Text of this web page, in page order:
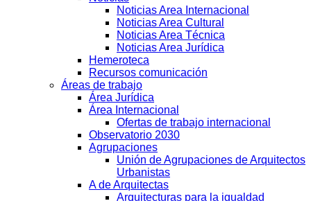
Noticias Area Internacional
Noticias Area Cultural
Noticias Area Técnica
Noticias Area Jurídica
Hemeroteca
Recursos comunicación
Áreas de trabajo
Área Jurídica
Área Internacional
Ofertas de trabajo internacional
Observatorio 2030
Agrupaciones
Unión de Agrupaciones de Arquitectos
Urbanistas
A de Arquitectas
Arquitecturas para la igualdad